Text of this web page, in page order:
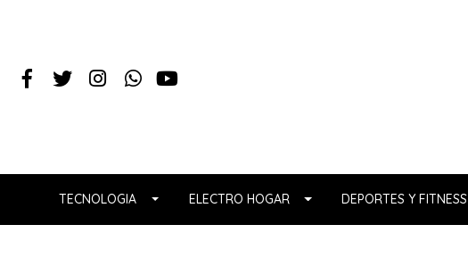
TECNOLOGIA ELECTRO HOGAR DEPORTES Y FITNESS